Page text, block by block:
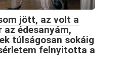
jött, az volt a
az édesanyám,
túlságosan sokáig
felnyitotta a